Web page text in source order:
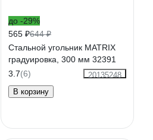
до -29%
565 ₽644 ₽
Стальной угольник MATRIX
градуировка, 300 мм 32391
3.7(6)
20135248
В корзину